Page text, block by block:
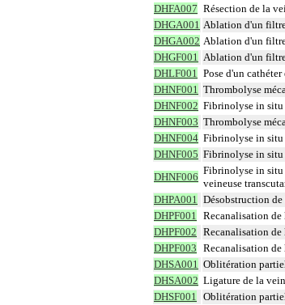
DHFA007 Résection de la
DHGA001 Ablation d'un
DHGA002 Ablation d'un
DHGF001 Ablation d'un
DHLF001 Pose d'un
DHNF001 Thrombolyse
DHNF002 Fibrinolyse in situ
DHNF003 Thrombolyse
DHNF004 Fibrinolyse in situ
DHNF005 Fibrinolyse in situ
DHNF006
Fibrinolyse in situ
veineuse
DHPA001 Désobstruction
DHPF001 Recanalisation de
DHPF002 Recanalisation de
DHPF003 Recanalisation de
DHSA001 Oblitération
DHSA002 Ligature de la
DHSF001 Oblitération